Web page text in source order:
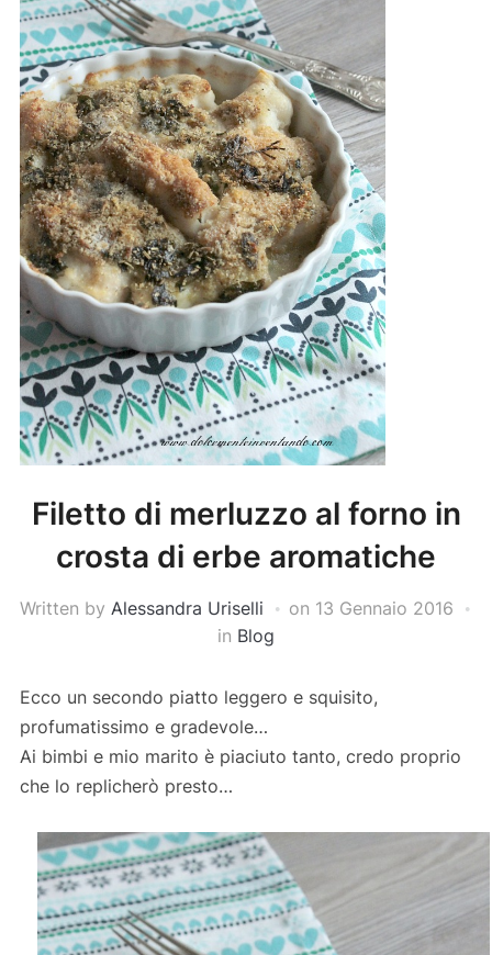
Filetto di merluzzo al forno in
crosta di erbe aromatiche
Written by Alessandra Uriselli on 13 Gennaio 2016
in Blog
Ecco un secondo piatto leggero e squisito,
profumatissimo e gradevole…
Ai bimbi e mio marito è piaciuto tanto, credo proprio
che lo replicherò presto…